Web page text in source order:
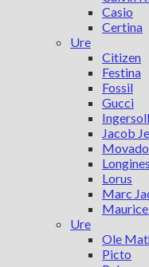
Casio
Certina
Ure
Citizen
Festina
Fossil
Gucci
Ingersoll
Jacob
Movado
Longines
Lorus
Marc
Ure
Ole
Picto